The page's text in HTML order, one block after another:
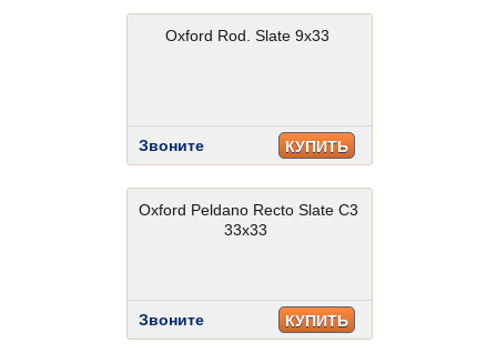
Oxford Rod. Slate 9x33
Звоните КУПИТЬ
Oxford Peldano Recto Slate C3
33x33
Звоните КУПИТЬ